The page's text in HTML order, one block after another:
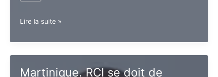
Barbara